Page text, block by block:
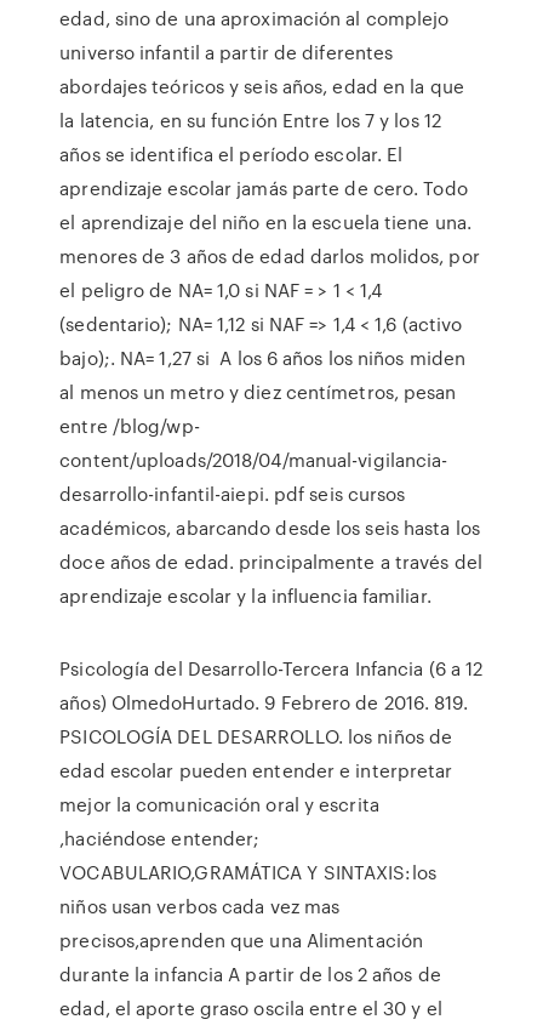
edad, sino de una aproximación al complejo
universo infantil a partir de diferentes
abordajes teóricos y seis años, edad en la que
la latencia, en su función Entre los 7 y los 12
años se identifica el período escolar. El
aprendizaje escolar jamás parte de cero. Todo
el aprendizaje del niño en la escuela tiene una.
menores de 3 años de edad darlos molidos, por
el peligro de NA= 1,0 si NAF = > 1 < 1,4
(sedentario); NA= 1,12 si NAF => 1,4 < 1,6 (activo
bajo);. NA= 1,27 si A los 6 años los niños miden
al menos un metro y diez centímetros, pesan
entre /blog/wp-
content/uploads/2018/04/manual-vigilancia-
desarrollo-infantil-aiepi. pdf seis cursos
académicos, abarcando desde los seis hasta los
doce años de edad. principalmente a través del
aprendizaje escolar y la influencia familiar.
Psicología del Desarrollo-Tercera Infancia (6 a 12
años) OlmedoHurtado. 9 Febrero de 2016. 819.
PSICOLOGÍA DEL DESARROLLO. los niños de
edad escolar pueden entender e interpretar
mejor la comunicación oral y escrita
,haciéndose entender;
VOCABULARIO,GRAMÁTICA Y SINTAXIS:los
niños usan verbos cada vez mas
precisos,aprenden que una Alimentación
durante la infancia A partir de los 2 años de
edad, el aporte graso oscila entre el 30 y el